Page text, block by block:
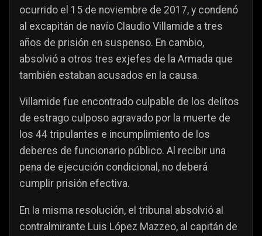
ocurrido el 15 de noviembre de 2017, y condenó
al excapitán de navío Claudio Villamide a tres
años de prisión en suspenso. En cambio,
absolvió a otros tres exjefes de la Armada que
también estaban acusados en la causa.
Villamide fue encontrado culpable de los delitos
de estrago culposo agravado por la muerte de
los 44 tripulantes e incumplimiento de los
deberes de funcionario público. Al recibir una
pena de ejecución condicional, no deberá
cumplir prisión efectiva.
En la misma resolución, el tribunal absolvió al
contralmirante Luis López Mazzeo, al capitán de